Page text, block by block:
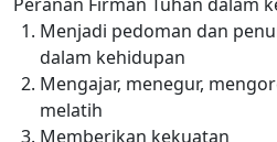
Menjadi pedoman dan
dalam kehidupan
Mengajar, menegur,
melatih
Memberikan kekuatan